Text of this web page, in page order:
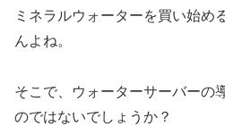
ミネラルウォーターを買い始め
んよね。
そこで、ウォーターサーバーの
のではないでしょうか？